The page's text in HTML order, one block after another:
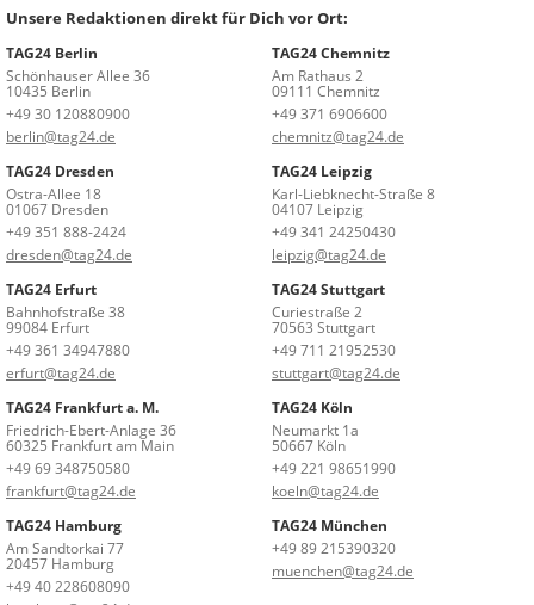
Unsere Redaktionen direkt für Dich vor Ort:
TAG24 Berlin
Schönhauser Allee 36
10435 Berlin
+49 30 120880900
berlin@tag24.de
TAG24 Chemnitz
Am Rathaus 2
09111 Chemnitz
+49 371 6906600
chemnitz@tag24.de
TAG24 Dresden
Ostra-Allee 18
01067 Dresden
+49 351 888-2424
dresden@tag24.de
TAG24 Leipzig
Karl-Liebknecht-Straße 8
04107 Leipzig
+49 341 24250430
leipzig@tag24.de
TAG24 Erfurt
Bahnhofstraße 38
99084 Erfurt
+49 361 34947880
erfurt@tag24.de
TAG24 Stuttgart
Curiestraße 2
70563 Stuttgart
+49 711 21952530
stuttgart@tag24.de
TAG24 Frankfurt a. M.
Friedrich-Ebert-Anlage 36
60325 Frankfurt am Main
+49 69 348750580
frankfurt@tag24.de
TAG24 Köln
Neumarkt 1a
50667 Köln
+49 221 98651990
koeln@tag24.de
TAG24 Hamburg
Am Sandtorkai 77
20457 Hamburg
+49 40 228608090
TAG24 München
+49 89 215390320
muenchen@tag24.de